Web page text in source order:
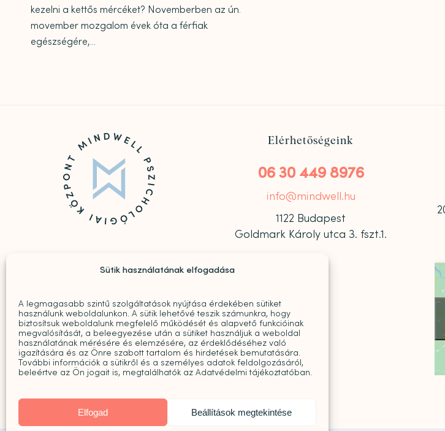
Sütik használatának elfogadása
A legmagasabb szintű szolgáltatások nyújtása érdekében sütiket
használunk weboldalunkon. A sütik lehetővé teszik számunkra, hogy
biztosítsuk weboldalunk megfelelő működését és alapvető funkcióinak
megvalósítását, a beleegyezése után a sütiket használjuk a weboldal
használatának mérésére és elemzésére, az érdeklődéséhez való
igazítására és az Önre szabott tartalom és hirdetések bemutatására.
További információk a sütikről és a személyes adatok feldolgozásáról,
beleértve az Ön jogait is, megtalálhatók az Adatvédelmi tájékoztatóban.
Elfogad Beállítások megtekintése
kezelni a kettős mércéket? Novemberben az ún.
movember mozgalom évek óta a férfiak
egészségére,...
 
Elérhetőségeink
06 30 449 8976
info@mindwell.hu
1122 Budapest
Goldmark Károly utca 3. fszt.1.